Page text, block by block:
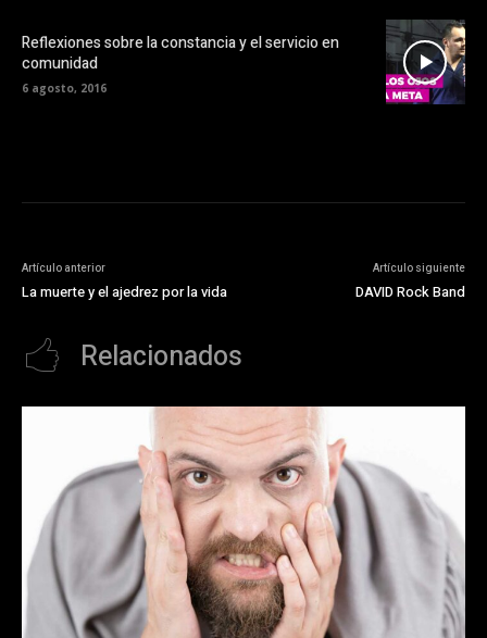
Reflexiones sobre la constancia y el servicio en
comunidad
6 agosto, 2016
Artículo anterior
La muerte y el ajedrez por la vida
Artículo siguiente
DAVID Rock Band
Relacionados